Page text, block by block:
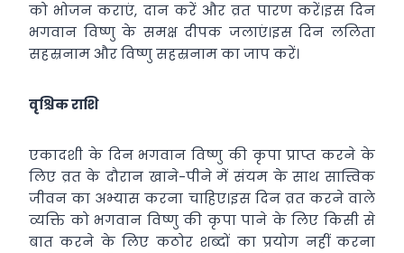
को भोजन कराएं, दान करें और व्रत पारण करें।इस दिन
भगवान विष्णु के समक्ष दीपक जलाएं।इस दिन ललिता
सहस्रनाम और विष्णु सहस्रनाम का जाप करें।
वृश्चिक राशि
एकादशी के दिन भगवान विष्णु की कृपा प्राप्त करने के
लिए व्रत के दौरान खाने-पीने में संयम के साथ सात्त्विक
जीवन का अभ्यास करना चाहिए।इस दिन व्रत करने वाले
व्यक्ति को भगवान विष्णु की कृपा पाने के लिए किसी से
बात करने के लिए कठोर शब्दों का प्रयोग नहीं करना